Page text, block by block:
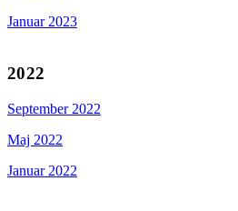
Januar 2023
2022
September 2022
Maj 2022
Januar 2022